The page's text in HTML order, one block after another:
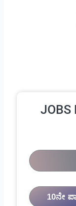
JOBS
10ನೇ